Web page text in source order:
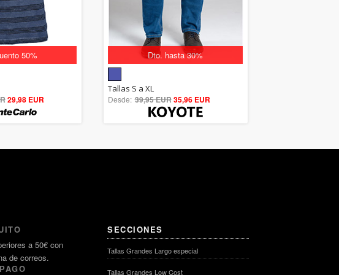
50%
5
29,98 EUR
Dto. hasta 30%
5.00
out of 5
Tallas S a XL
Desde: 39,95 EUR35,96 EUR
a 50€ con
de correos.
SECCIONES
Tallas Grandes Largo especial
Tallas Grandes Low Cost